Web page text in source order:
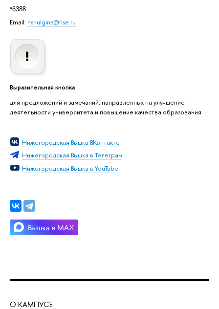
*6388
Email: nshulgina@hse.ru
Выразительная кнопка
для предложений и замечаний, направленных на улучшение
деятельности университета и повышение качества образования
Нижегородская Вышка ВКонтакте
Нижегородская Вышка в Телеграм
Нижегородская Вышка в YouTube
О КАМПУСЕ